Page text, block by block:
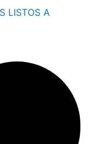
LISTOS A